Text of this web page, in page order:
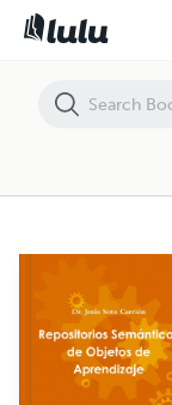
Repositorios